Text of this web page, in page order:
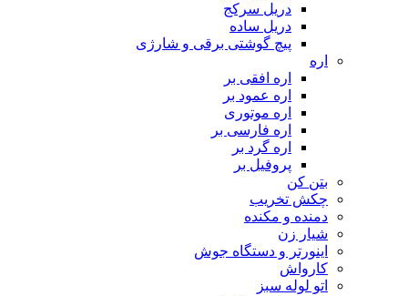
دریل سرکج
دریل ساده
پیچ گوشتی برقی و شارژی
اره
اره افقی بر
اره عمود بر
اره موتوری
اره فارسی بر
اره گرد بر
پروفیل بر
بتن کن
چکش تخریب
دمنده و مکنده
شیار زن
اینورتر و دستگاه جوش
کارواش
اتو لوله سبز